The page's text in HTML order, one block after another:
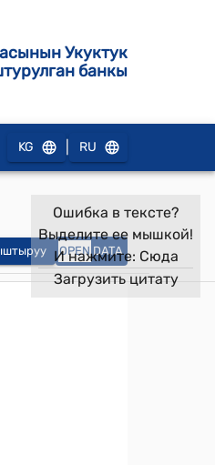
Укуктук
банкы
KG RU
OPEN DATA
Ошибка в тексте?
Выделите ее мышкой!
И нажмите: Сюда
Загрузить цитату